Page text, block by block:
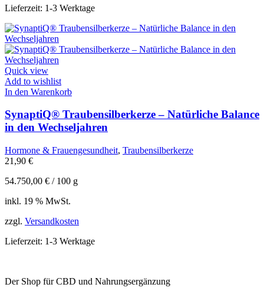
Lieferzeit: 1-3 Werktage
Quick view
Add to wishlist
In den Warenkorb
SynaptiQ® Traubensilberkerze – Natürliche Balance
in den Wechseljahren
Hormone & Frauengesundheit, Traubensilberkerze
21,90 €
54.750,00 € / 100 g
inkl. 19 % MwSt.
zzgl. Versandkosten
Lieferzeit: 1-3 Werktage
Der Shop für CBD und Nahrungsergänzung